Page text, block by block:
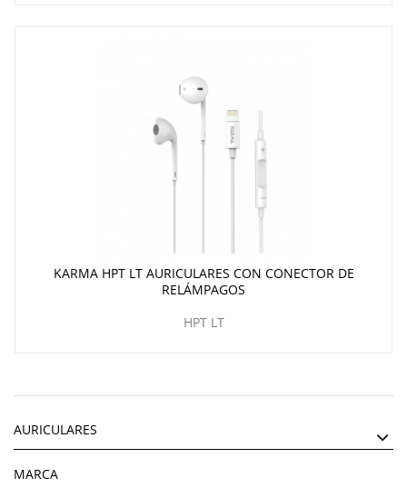
KARMA HPT LT AURICULARES CON CONECTOR DE
RELÁMPAGOS
HPT LT
AURICULARES
MARCA